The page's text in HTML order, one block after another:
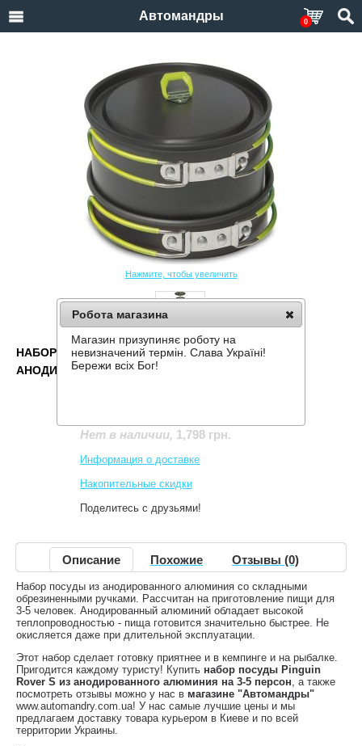
Автомандры 0
Нажмите, чтобы увеличить
НАБОР ПОСУДЫ PINGUIN ROVER S ИЗ
АНОДИРОВАННОГО АЛЮМИНИЯ НА 3-5 ПЕРСОН
Нет в наличии, 1,798 грн.
Информация о доставке
Накопительные скидки
Поделитесь с друзьями!
Описание Похожие Отзывы (0)
Набор посуды из анодированного алюминия со складными
обрезиненными ручками. Рассчитан на приготовление пищи для
3-5 человек. Анодированный алюминий обладает высокой
теплопроводностью - пища готовится значительно быстрее. Не
окисляется даже при длительной эксплуатации.
Этот набор сделает готовку приятнее и в кемпинге и на рыбалке.
Пригодится каждому туристу! Купить набор посуды Pinguin
Rover S из анодированного алюминия на 3-5 персон, а также
посмотреть отзывы можно у нас в магазине "Автомандры"
www.automandry.com.ua! У нас самые лучшие цены и мы
предлагаем доставку товара курьером в Киеве и по всей
территории Украины.
Робота магазина
Магазин призупиняє роботу на
невизначений термін. Слава Україні!
Бережи всіх Бог!